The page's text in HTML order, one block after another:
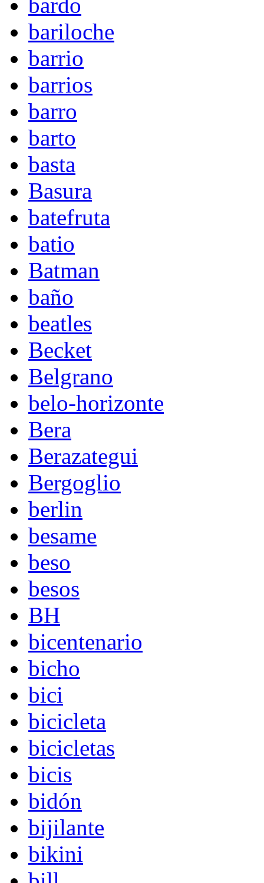
bardo
bariloche
barrio
barrios
barro
barto
basta
Basura
batefruta
batio
Batman
baño
beatles
Becket
Belgrano
belo-horizonte
Bera
Berazategui
Bergoglio
berlin
besame
beso
besos
BH
bicentenario
bicho
bici
bicicleta
bicicletas
bicis
bidón
bijilante
bikini